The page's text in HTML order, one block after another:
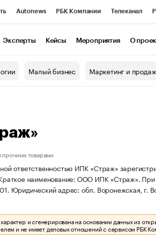
Autonews РБК Компании Телеканал
Эксперты Кейсы Мероприятия О
Малый бизнес Маркетинг и
прочими товарами
ответственностью ИПК «Страж»
наименование: ООО ИПК «Страж». При
Юридический адрес: обл. Воронежская, г.
и сгенерирована на основании данных из
и не имеет деловых отношений с сервисом РБК